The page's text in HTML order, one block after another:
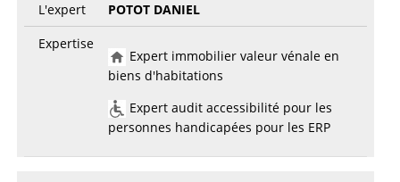
L'expert
POTOT DANIEL
Expertise
Expert immobilier valeur vénale en
biens d'habitations
Expert audit accessibilité pour les
personnes handicapées pour les ERP